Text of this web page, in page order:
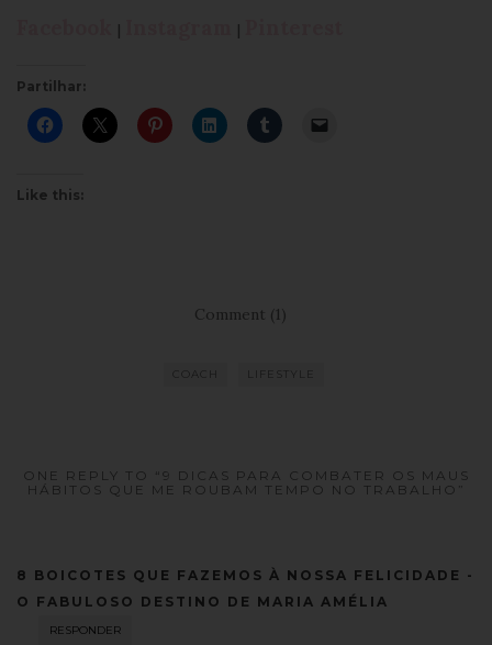
| |
Partilhar:
Like this:
Comment (1)
COACH LIFESTYLE
ONE REPLY TO “9 DICAS PARA COMBATER OS MAUS
HÁBITOS QUE ME ROUBAM TEMPO NO TRABALHO”
8 BOICOTES QUE FAZEMOS À NOSSA FELICIDADE -
O FABULOSO DESTINO DE MARIA AMÉLIA
RESPONDER